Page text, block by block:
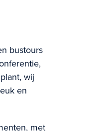
bustours
wij
en
met